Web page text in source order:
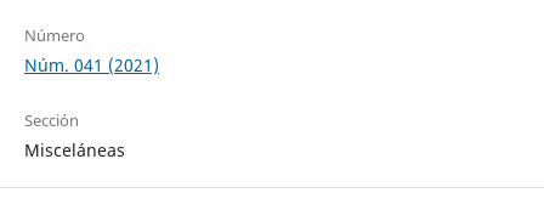
Número
Núm. 041 (2021)
Sección
Misceláneas